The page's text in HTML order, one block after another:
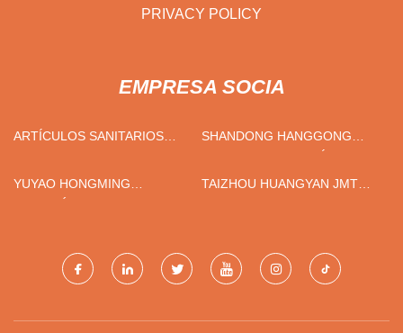
PRIVACY POLICY
EMPRESA SOCIA
ARTÍCULOS SANITARIOS
SHUNJIE
SHANDONG HANGGONG
COMPAÑÍA, LIMITADO
YUYAO HONGMING
TAIZHOU HUANGYAN JMT